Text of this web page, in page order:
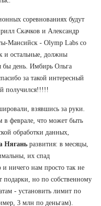
соревнованиях будут
Скачков и Александр
Мансийск - Olymp Labs со
и остальные, должны
бы день. Имбирь Ольга
за такой интересный
получился!!!!!
взявшись за руки.
в феврале, что может быть
обработки данных,
Нягань развития: в месяцы,
их спад
и ничего нам просто так не
подарки, но по собственному
- установить лимит по
3 млн по деньгам).